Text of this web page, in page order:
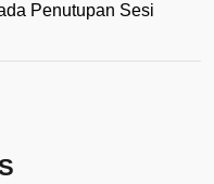
Penutupan Sesi